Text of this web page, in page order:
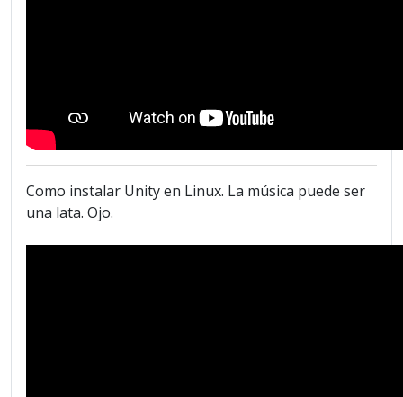
Como instalar Unity en Linux. La música puede ser
una lata. Ojo.